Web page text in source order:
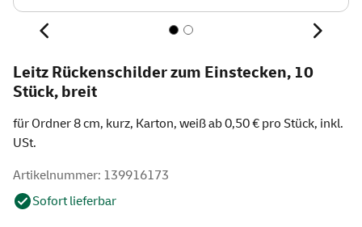
Leitz Rückenschilder zum Einstecken, 10
Stück, breit
für Ordner 8 cm, kurz, Karton, weiß ab 0,50 € pro Stück, inkl.
USt.
Artikelnummer: 139916173
Sofort lieferbar